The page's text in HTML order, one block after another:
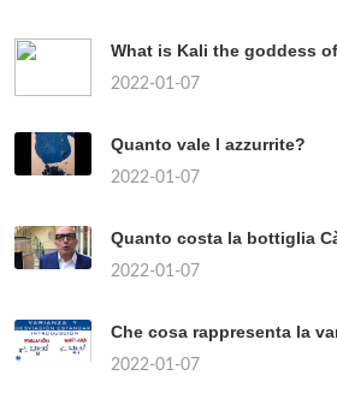
What is Kali the goddess
2022-01-07
Quanto vale l azzurrite?
2022-01-07
Quanto costa la bottiglia
2022-01-07
Che cosa rappresenta la
2022-01-07